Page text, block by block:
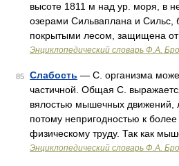
высоте 1811 м над ур. моря, в
озерами Сильваплана и Сильс,
покрытыми лесом, защищена от
Энциклопедический словарь Ф.А.
85 Слабость — С. организма
частичной. Общая С.
вялостью мышечных движений,
потому непригодностью к
физическому труду. Так как
Энциклопедический словарь Ф.А.